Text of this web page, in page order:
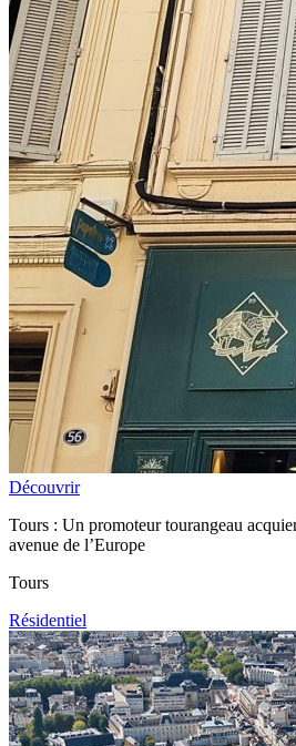
Découvrir
Tours : Un promoteur tourangeau
avenue de l’Europe
Tours
Résidentiel